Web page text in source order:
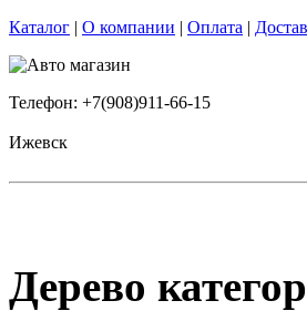
Каталог | О компании | Оплата |
Телефон: +7(908)911-66-15
Ижевск
Дерево